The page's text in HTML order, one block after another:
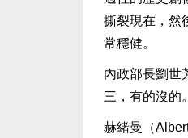
撕裂現在，然
常穩健。
內政部長劉世
三，有的沒的
赫緒曼（